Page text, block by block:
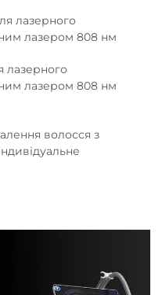
лазерного
лазером 808 нм
лазерного
лазером 808 нм
волосся з